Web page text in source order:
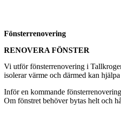
Fönsterrenovering
RENOVERA FÖNSTER
Vi utför fönsterrenovering i
isolerar värme och därmed kan
Inför en kommande
Om fönstret behöver bytas helt och